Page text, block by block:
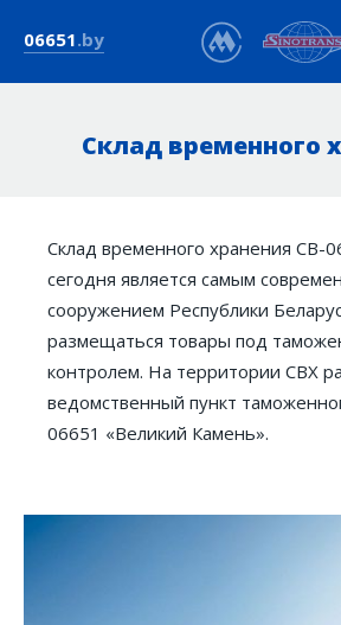
+375 17 517-54-87
Ежедневно с 9:00 до 21:00
История развития
Преимущества
Схема расположения
Вакансии
Электронное обращение
Услуги
06651.by
Склад временного
Склад временного хранения СВ-
сегодня является самым
сооружением Республики
размещаться товары под
контролем. На территории СВХ
ведомственный пункт
06651 «Великий Камень».